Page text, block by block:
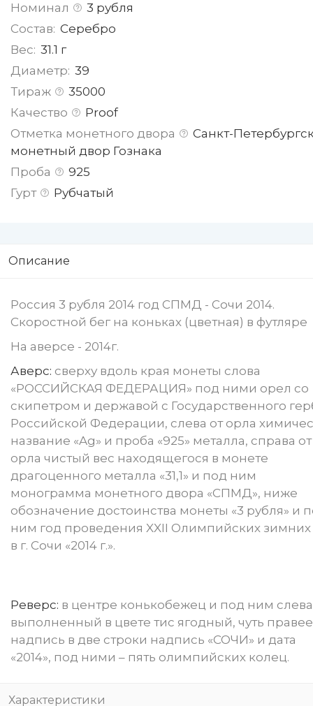
Номинал
3 рубля
Состав: Серебро
Вес: 31.1 г
Диаметр: 39
Тираж
35000
Качество
Proof
Отметка монетного двора
Санкт-
монетный двор Гознака
Проба
925
Гурт
Рубчатый
Описание
Россия 3 рубля 2014 год СПМД - Сочи 2014.
Скоростной бег на коньках (цветная) в футляре
На аверсе - 2014г.
Аверс: сверху вдоль края монеты слова
«РОССИЙСКАЯ ФЕДЕРАЦИЯ» под ними орел со
скипетром и державой с Государственного
Российской Федерации, слева от орла
название «Ag» и проба «925» металла, справа от
орла чистый вес находящегося в монете
драгоценного металла «31,1» и под ним
монограмма монетного двора «СПМД», ниже
обозначение достоинства монеты «3 рубля» и
ним год проведения XXII Олимпийских зимних
в г. Сочи «2014 г.».
Реверс: в центре конькобежец и под ним слева
выполненный в цвете тис ягодный, чуть правее
надпись в две строки надпись «СОЧИ» и дата
«2014», под ними – пять олимпийских колец.
Характеристики